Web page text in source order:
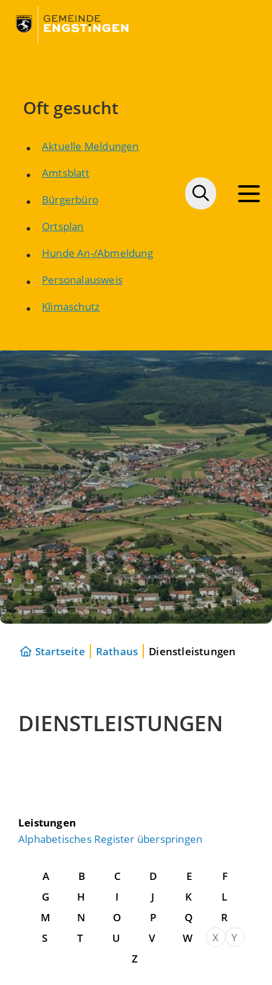
Oft gesucht
Aktuelle Meldungen
Amtsblatt
Bürgerbüro
Ortsplan
Hunde An-/Abmeldung
Personalausweis
Klimaschutz
Startseite Rathaus Dienstleistungen
DIENSTLEISTUNGEN
Leistungen
Alphabetisches Register überspringen
A B C D E
F
G
H I J K
L
M
N O P Q
R
S
T U V W X
Y
Z